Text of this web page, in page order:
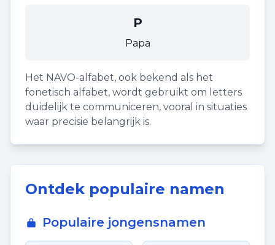
P
Papa
Het NAVO-alfabet, ook bekend als het
fonetisch alfabet, wordt gebruikt om letters
duidelijk te communiceren, vooral in situaties
waar precisie belangrijk is.
Ontdek populaire namen
Populaire jongensnamen